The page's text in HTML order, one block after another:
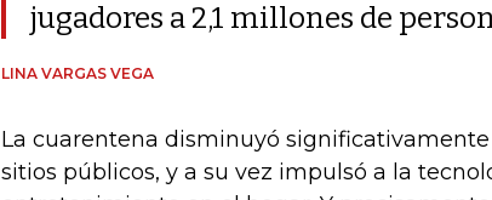
jugadores a 2,1 millones de
LINA VARGAS VEGA
La cuarentena disminuyó
sitios públicos, y a su vez impulsó a la